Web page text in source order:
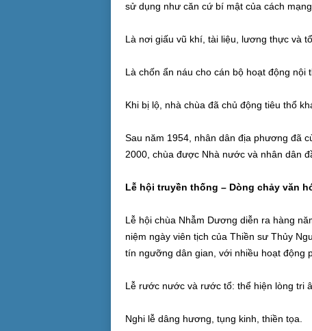
sử dụng như căn cứ bí mật của cách
Là nơi giấu vũ khí, tài liệu, lương thực và
Là chốn ẩn náu cho cán bộ hoạt động nội
Khi bị lộ, nhà chùa đã chủ động tiêu thổ
Sau năm 1954, nhân dân địa phương đã
2000, chùa được Nhà nước và nhân dân
Lễ hội truyền thống – Dòng chảy văn
Lễ hội chùa Nhẫm Dương diễn ra hàng
niệm ngày viên tịch của Thiền sư Thủy
tín ngưỡng dân gian, với nhiều hoạt động
Lễ rước nước và rước tổ: thể hiện lòng tri
Nghi lễ dâng hương, tụng kinh, thiền tọa.